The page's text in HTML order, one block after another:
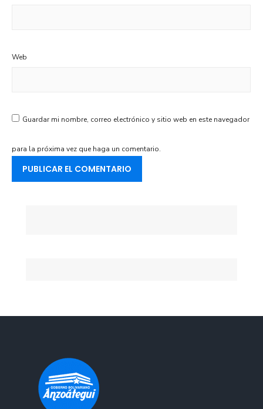
Web
Guardar mi nombre, correo electrónico y sitio web en este navegador
para la próxima vez que haga un comentario.